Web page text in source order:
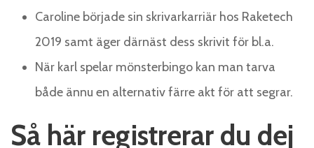
Caroline började sin skrivarkarriär hos Raketech
2019 samt äger därnäst dess skrivit för bl.a.
När karl spelar mönsterbingo kan man tarva
både ännu en alternativ färre akt för att segrar.
Så här registrerar du dej